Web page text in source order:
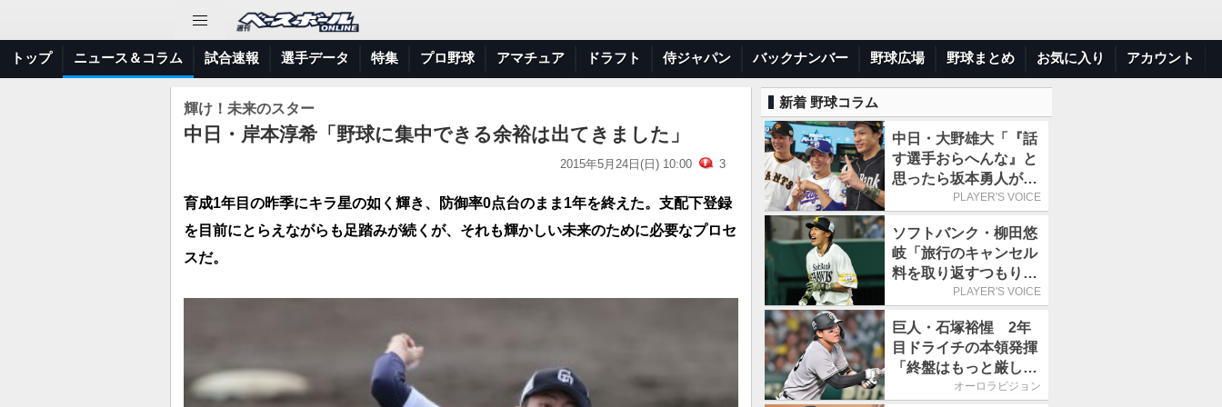
トップ ニュース＆コラム 試合速報 選手データ 特集 プロ野球 アマチュア ドラフト 侍ジャパン バックナンバー 野球広場 野球まとめ お気に入り アカウント
輝け！未来のスター
中日・岸本淳希「野球に集中できる余裕は出てきました」
2015年5月24日(日) 10:00 3
育成1年目の昨季にキラ星の如く輝き、防御率0点台のまま1年を終えた。支配下登録
を目前にとらえながらも足踏みが続くが、それも輝かしい未来のために必要なプロセ
スだ。
新着 野球コラム
中日・大野雄大「『話
す選手おらへんな』と
思ったら坂本勇人が来
た！」／オールスター
PLAYER'S VOICE
ソフトバンク・柳田悠
岐「旅行のキャンセル
料を取り返すつもりで
出場しました(笑)」／
PLAYER'S VOICE
巨人・石塚裕惺 2年
目ドライチの本領発揮
「終盤はもっと厳しい
戦いが続いていく。チ
オーロラビジョン